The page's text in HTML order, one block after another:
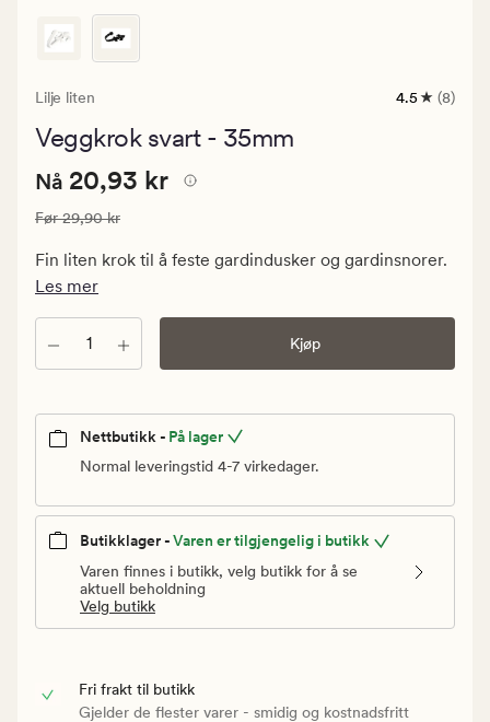
Lilje liten
8
4.5 (8)
Veggkrok svart - 35mm
Nåværende
20,93
kr.
Vanlig
Nåværende pris
Nå 20,93 kr
Vanlig pris 29,90 kr
Før29,90 kr
Fin liten krok til å feste gardindusker og gardinsnorer.
Les mer
Antall Kjøp
Nettbutikk - På lager
Normal leveringstid 4-7 virkedager.
Butikklager -Varen er tilgjengelig i butikk
Varen finnes i butikk, velg butikk for å se
aktuell beholdning
Velg butikk
Fri frakt til butikk
Gjelder de flester varer - smidig og kostnadsfritt